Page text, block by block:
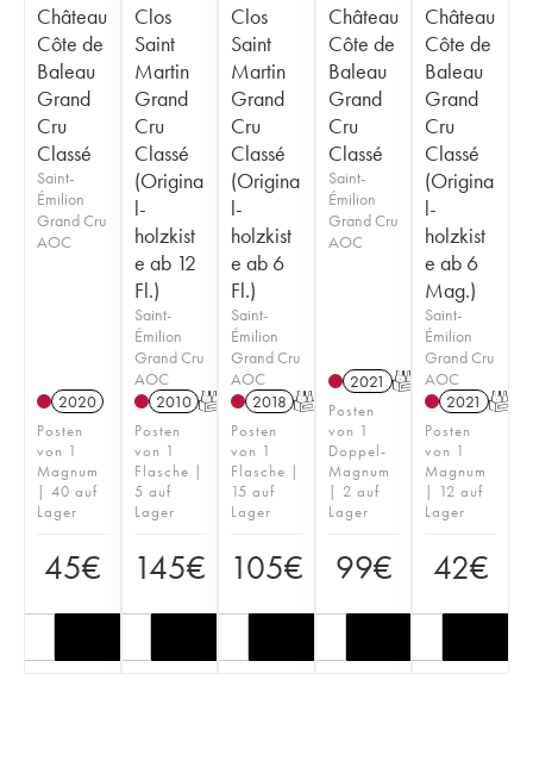
Château
Côte de
Baleau
Grand
Cru
Classé
Saint-
Émilion
Grand Cru
AOC
2020
Posten
von 1
Magnum
| 40 auf
Lager
45€
Clos
Saint
Martin
Grand
Cru
Classé
(Origina
l-
holzkist
e ab 12
Fl.)
Saint-
Émilion
Grand Cru
AOC
2010 T
Posten
von 1
Flasche |
5 auf
Lager
145€
Clos
Saint
Martin
Grand
Cru
Classé
(Origina
l-
holzkist
e ab 6
Fl.)
Saint-
Émilion
Grand Cru
AOC
2018 T
Posten
von 1
Flasche |
15 auf
Lager
105€
Château
Côte de
Baleau
Grand
Cru
Classé
Saint-
Émilion
Grand Cru
AOC
2021 T
Posten
von 1
Doppel-
Magnum
| 2 auf
Lager
99€
Château
Côte de
Baleau
Grand
Cru
Classé
(Origina
l-
holzkist
e ab 6
Mag.)
Saint-
Émilion
Grand Cru
AOC
2021 T
Posten
von 1
Magnum
| 12 auf
Lager
42€